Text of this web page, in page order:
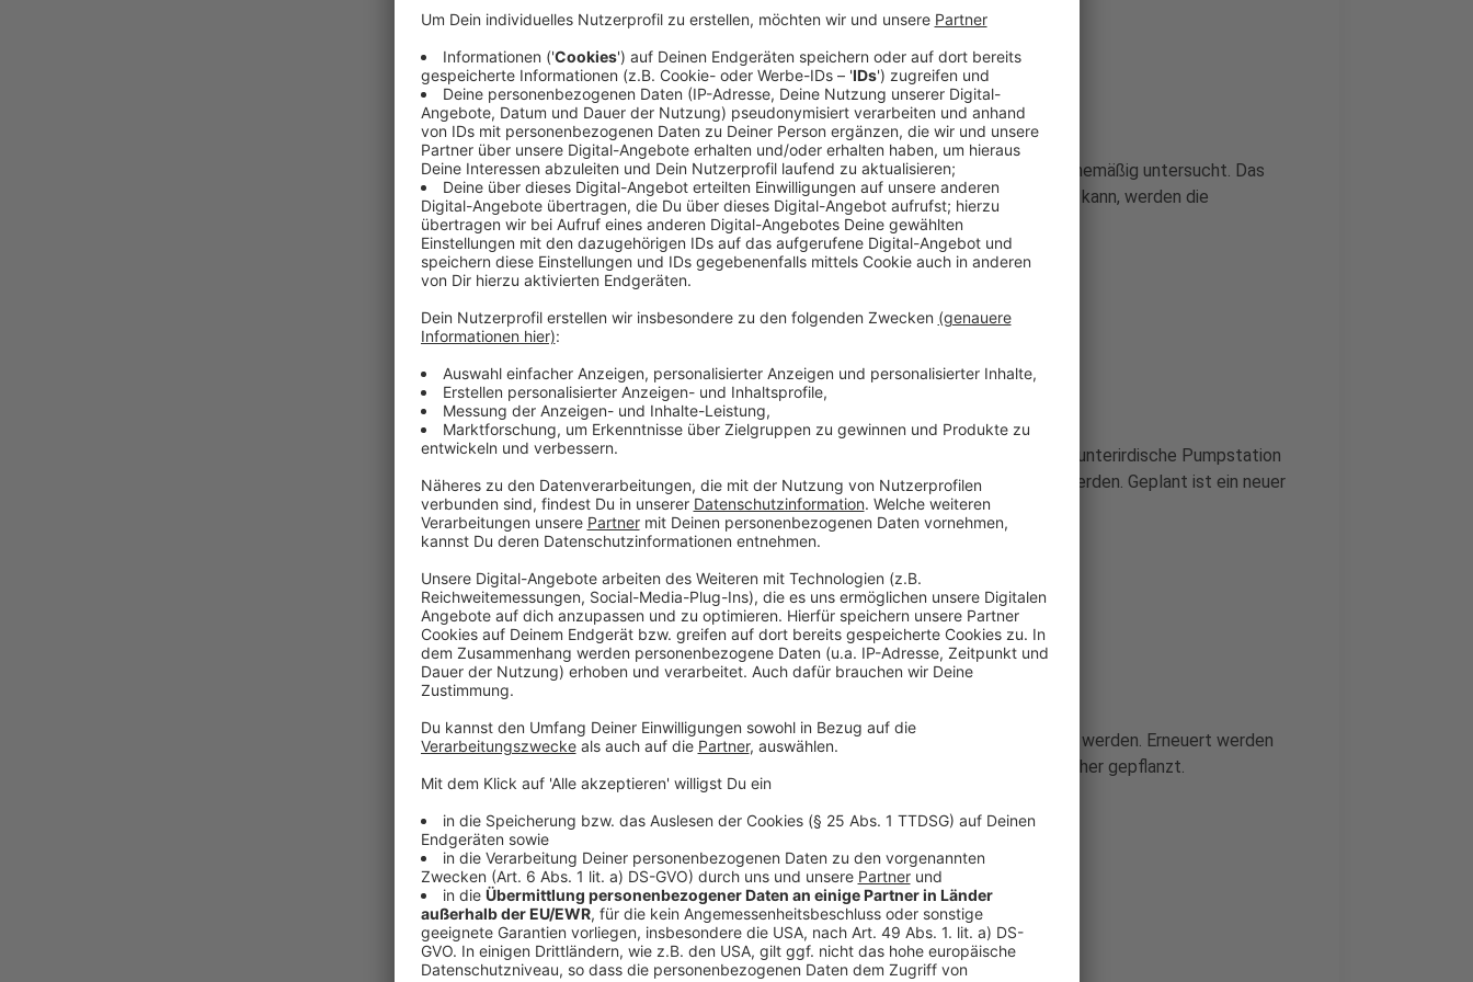
Verzögerte Bauarbeiten
Anzeige
Der Kampfmittelbeseitigungsdienst hatte den Schillerplatz routinemäßig untersucht. Das
Ergebnis steht noch aus. Erst, wenn Entwarnung gegeben werden kann, werden die
Bauarbeiten fortgesetzt.
Anzeige
Anzeige
Begonnen hatten sie bereits 2023, als die
eine unterirdische Pumpstation
gebaut hatte. Oberirdisch soll der Platz komplett umgestaltet werden. Geplant ist ein neuer
Spielplatz mit großem Klettergerüst.
Anzeige
Fertigstellung im Herbst geplant
Anzeige
Die Stadt hofft, dass die Arbeiten hierfür im Herbst beendet sein werden. Erneuert werden
auch Wege und Bänke. Außerdem werden neue Bäume und Sträucher gepflanzt.
Anzeige
Weitere Infos und Links zum Thema:
Anzeige